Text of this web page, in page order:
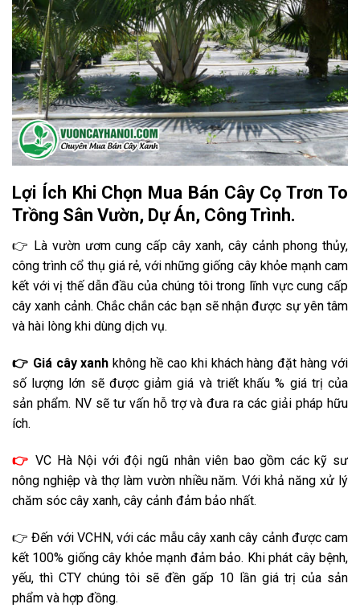
Lợi Ích Khi Chọn Mua Bán Cây Cọ Trơn To
Trồng Sân Vườn, Dự Án, Công Trình.
👉 Là vườn ươm cung cấp cây xanh, cây cảnh phong thủy,
công trình cổ thụ giá rẻ, với những giống cây khỏe mạnh cam
kết với vị thế dẫn đầu của chúng tôi trong lĩnh vực cung cấp
cây xanh cảnh. Chắc chắn các bạn sẽ nhận được sự yên tâm
và hài lòng khi dùng dịch vụ.
👉 Giácây xanh không hề cao khi khách hàng đặt hàng với
số lượng lớn sẽ được giảm giá và triết khấu % giá trị của
sản phẩm. NV sẽ tư vấn hỗ trợ và đưa ra các giải pháp hữu
ích.
👉VC Hà Nội với đội ngũ nhân viên bao gồm các kỹ sư
nông nghiệp và thợ làm vườn nhiều năm. Với khả năng xử lý
chăm sóc cây xanh, cây cảnh đảm bảo nhất.
👉 Đến với VCHN, với các mẫu cây xanh cây cảnh được cam
kết 100% giống cây khỏe mạnh đảm bảo. Khi phát cây bệnh,
yếu, thì CTY chúng tôi sẽ đền gấp 10 lần giá trị của sản
phẩm và hợp đồng.